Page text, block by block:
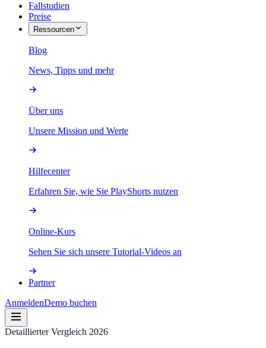
Fallstudien
Preise
Ressourcen
Blog
News, Tipps und mehr
Über uns
Unsere Mission und Werte
Hilfecenter
Erfahren Sie, wie Sie PlayShorts nutzen
Online-Kurs
Sehen Sie sich unsere Tutorial-Videos an
Partner
AnmeldenDemo buchen
Detaillierter Vergleich 2026